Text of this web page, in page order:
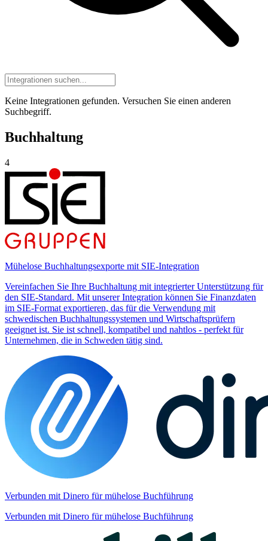
Keine Integrationen gefunden. Versuchen Sie einen anderen
Suchbegriff.
Buchhaltung
4
Mühelose Buchhaltungsexporte mit SIE-Integration
Vereinfachen Sie Ihre Buchhaltung mit integrierter Unterstützung für
den SIE-Standard. Mit unserer Integration können Sie Finanzdaten
im SIE-Format exportieren, das für die Verwendung mit
schwedischen Buchhaltungssystemen und Wirtschaftsprüfern
geeignet ist. Sie ist schnell, kompatibel und nahtlos - perfekt für
Unternehmen, die in Schweden tätig sind.
Verbunden mit Dinero für mühelose Buchführung
Verbunden mit Dinero für mühelose Buchführung